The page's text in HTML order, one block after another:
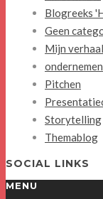
Blogreeks
Geen
Mijn verhaal
ondernemen
Pitchen
Storytelling
Themablog
SOCIAL LINKS
MENU